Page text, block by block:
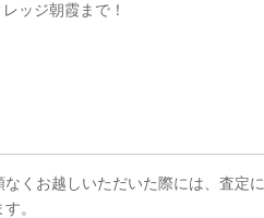
ッジ朝霞まで！
くお越しいただいた際には、査定に
。